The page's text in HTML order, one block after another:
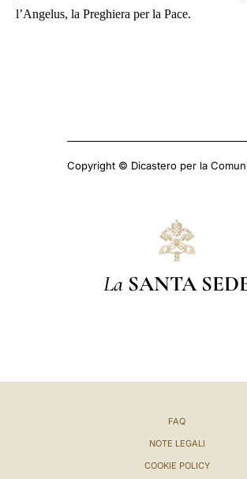
l’Angelus, la Preghiera per la Pace.
Copyright © Dicastero per la
La SANTA
FAQ
NOTE LEGALI
COOKIE POLICY